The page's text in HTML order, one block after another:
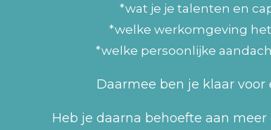
*wat je je talenten en
*welke werkomgeving
*welke persoonlijke
Daarmee ben je klaar voor
Heb je daarna behoefte aan